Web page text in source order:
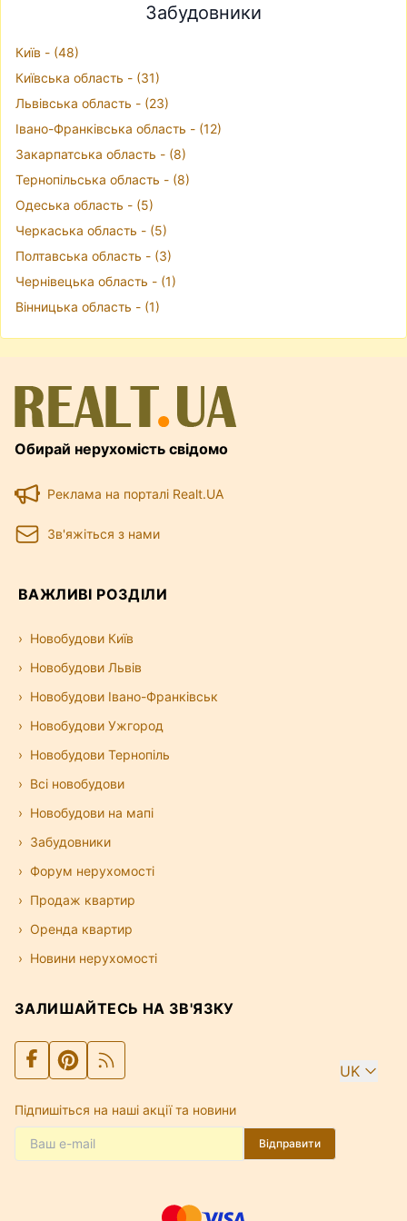
Забудовники
Київ - (48)
Київська область - (31)
Львівська область - (23)
Івано-Франківська область - (12)
Закарпатська область - (8)
Тернопільська область - (8)
Одеська область - (5)
Черкаська область - (5)
Полтавська область - (3)
Чернівецька область - (1)
Вінницька область - (1)
Обирай нерухомість свідомо
Реклама на порталі Realt.UA
Зв'яжіться з нами
ВАЖЛИВІ РОЗДІЛИ
Новобудови Київ
Новобудови Львів
Новобудови Івано-Франківськ
Новобудови Ужгород
Новобудови Тернопіль
Всі новобудови
Новобудови на мапі
Забудовники
Форум нерухомості
Продаж квартир
Оренда квартир
Новини нерухомості
ЗАЛИШАЙТЕСЬ НА ЗВ'ЯЗКУ
UK
Підпишіться на наші акції та новини
Відправити